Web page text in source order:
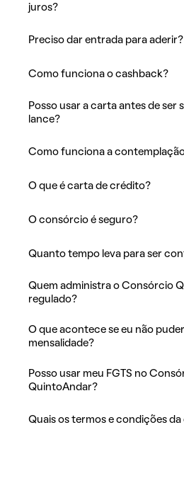
juros?
Preciso dar entrada para aderir?
Como funciona o cashback?
Posso usar a carta antes de ser
lance?
Como funciona a
O que é carta de crédito?
O consórcio é seguro?
Quanto tempo leva para ser
Quem administra o Consórcio
regulado?
O que acontece se eu não
mensalidade?
Posso usar meu FGTS no
QuintoAndar?
Quais os termos e condições